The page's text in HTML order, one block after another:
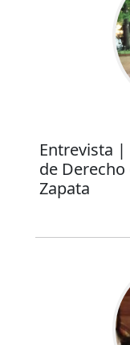
Entrevista
de Derecho
Zapata